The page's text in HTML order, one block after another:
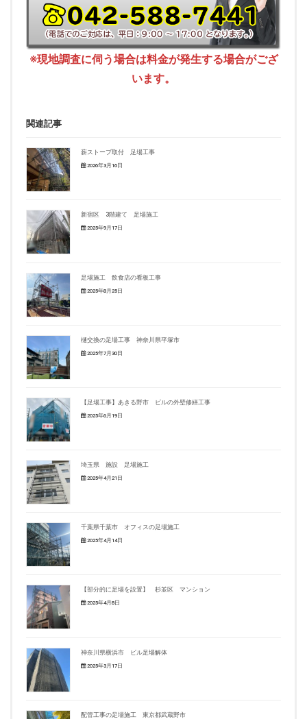
※現地調査に伺う場合は料金が発生する場合がござ
います。
関連記事
薪ストーブ取付 足場工事
2026年3月16日
新宿区 3階建て 足場施工
2025年9月17日
足場施工 飲食店の看板工事
2025年8月25日
樋交換の足場工事 神奈川県平塚市
2025年7月30日
【足場工事】あきる野市 ビルの外壁修繕工事
2025年6月19日
埼玉県 施設 足場施工
2025年4月21日
千葉県千葉市 オフィスの足場施工
2025年4月14日
【部分的に足場を設置】 杉並区 マンション
2025年4月8日
神奈川県横浜市 ビル足場解体
2025年3月17日
配管工事の足場施工 東京都武蔵野市